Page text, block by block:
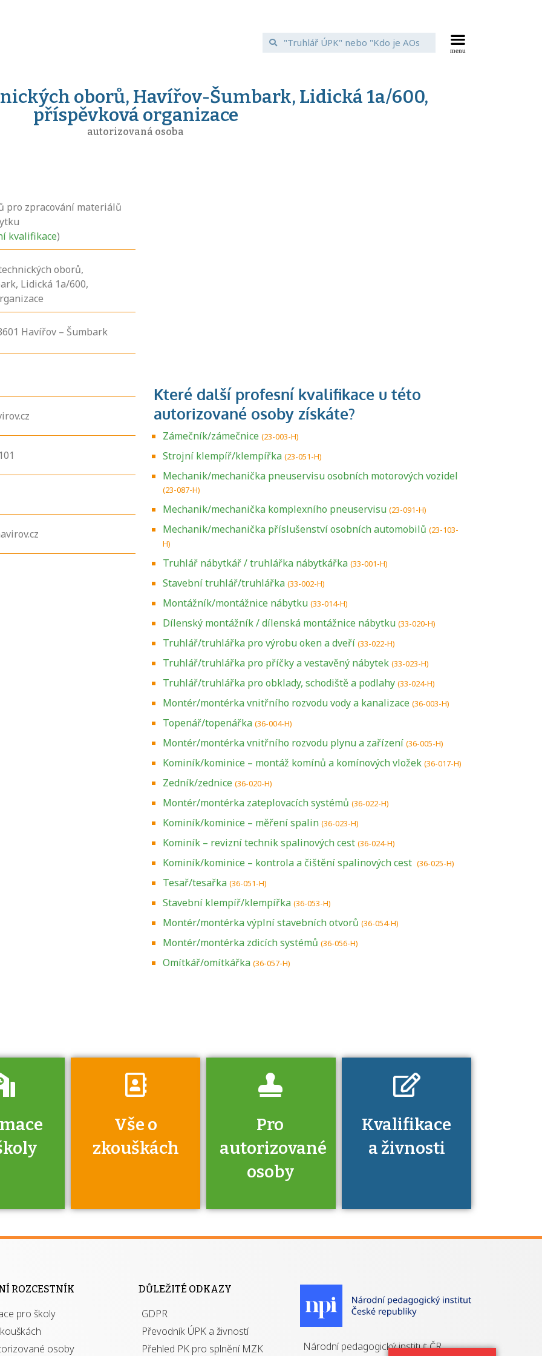
oborů, Havířov-Šumbark, Lidická 1a/600,
příspěvková organizace
autorizovaná osoba
pro zpracování materiálů
kvalifikace)
oborů,
Lidická 1a/600,
Havířov – Šumbark
Zámečník/zámečnice (23-003-H)
Strojní klempíř/klempířka (23-051-H)
Mechanik/mechanička pneuservisu osobních motorových vozidel
(23-087-H)
Mechanik/mechanička komplexního pneuservisu (23-091-H)
Mechanik/mechanička příslušenství osobních automobilů (23-103-
H)
Truhlář nábytkář / truhlářka nábytkářka (33-001-H)
Stavební truhlář/truhlářka (33-002-H)
Montážník/montážnice nábytku (33-014-H)
Dílenský montážník / dílenská montážnice nábytku (33-020-H)
Truhlář/truhlářka pro výrobu oken a dveří (33-022-H)
Truhlář/truhlářka pro příčky a vestavěný nábytek (33-023-H)
Truhlář/truhlářka pro obklady, schodiště a podlahy (33-024-H)
Montér/montérka vnitřního rozvodu vody a kanalizace (36-003-H)
Topenář/topenářka (36-004-H)
Montér/montérka vnitřního rozvodu plynu a zařízení (36-005-H)
Kominík/kominice – montáž komínů a komínových vložek (36-017-H)
Zedník/zednice (36-020-H)
Montér/montérka zateplovacích systémů (36-022-H)
Kominík/kominice – měření spalin (36-023-H)
Kominík – revizní technik spalinových cest (36-024-H)
Kominík/kominice – kontrola a čištění spalinových cest (36-025-H)
Tesař/tesařka (36-051-H)
Stavební klempíř/klempířka (36-053-H)
Montér/montérka výplní stavebních otvorů (36-054-H)
Montér/montérka zdicích systémů (36-056-H)
Omítkář/omítkářka (36-057-H)
škola
jisté
Vše o
zkouškách
Zjistěte, jak se
přihlásit ke
Pro
autorizované
osoby
výhody má získání
Kvalifikace
a živnosti
U řady živností je
ROZCESTNÍK
pro školy
osoby
DŮLEŽITÉ ODKAZY
GDPR
Převodník ÚPK a živností
Přehled PK pro splnění MZK
Národní pedagogický institut ČR